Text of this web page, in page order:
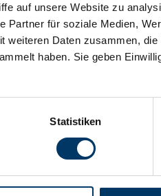
auf unsere Website zu
für soziale Medien,
Daten zusammen,
haben. Sie geben
Statistiken
einige Vorteile.